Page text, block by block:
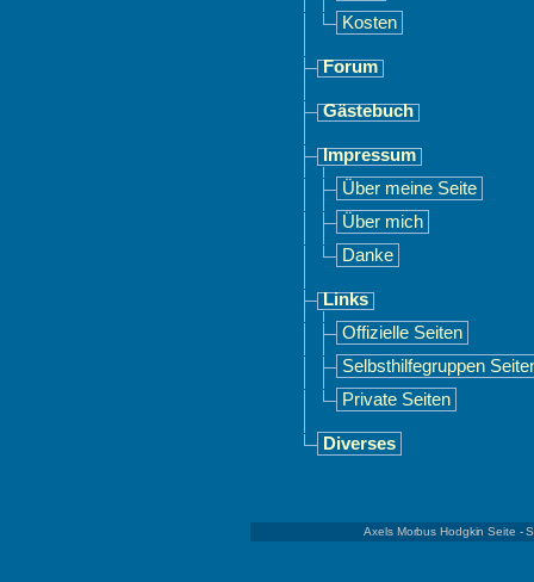
Kosten
Forum
Gästebuch
Impressum
Über meine Seite
Über mich
Danke
Links
Offizielle Seiten
Selbsthilfegruppen
Private Seiten
Diverses
Axels Morbus Hodgkin Seite -